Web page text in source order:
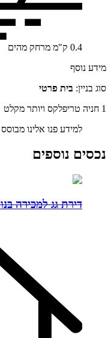
0.4 ק"מ מרחק מהים
מידע נוסף
סוג בניין: בית פרטי
1 חניה
טריפלקס ויותר מקלט
למידע פנו אלינו מבוסס
נכסים נוספים
דירת גג למכירה